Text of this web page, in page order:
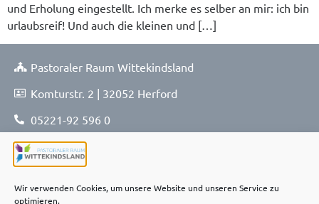
Wir verwenden Cookies, um unsere Website und unseren Service zu
optimieren.
und Erholung eingestellt. Ich merke es selber an mir: ich bin
urlaubsreif! Und auch die kleinen und […]
Pastoraler Raum Wittekindsland
Komturstr. 2 | 32052 Herford
05221-92 596 0
05221-92 596 114
pfarrbuero@prwi.nrw